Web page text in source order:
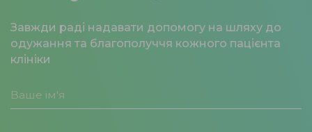
Завжди раді надавати допомогу на шляху до
одужання та благополуччя кожного пацієнта
клініки